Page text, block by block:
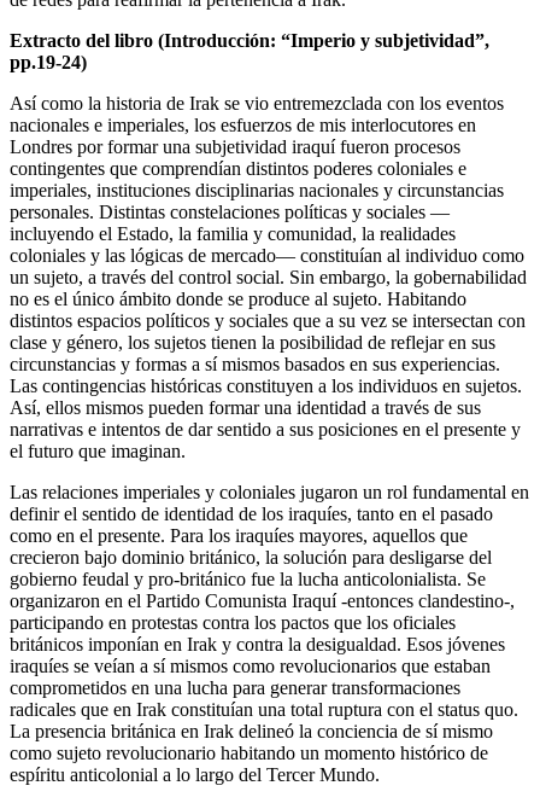
Extracto del libro (Introducción: “Imperio y subjetividad”,
pp.19-24)
Así como la historia de Irak se vio entremezclada con los eventos
nacionales e imperiales, los esfuerzos de mis interlocutores en
Londres por formar una subjetividad iraquí fueron procesos
contingentes que comprendían distintos poderes coloniales e
imperiales, instituciones disciplinarias nacionales y circunstancias
personales. Distintas constelaciones políticas y sociales —
incluyendo el Estado, la familia y comunidad, la realidades
coloniales y las lógicas de mercado— constituían al individuo como
un sujeto, a través del control social. Sin embargo, la gobernabilidad
no es el único ámbito donde se produce al sujeto. Habitando
distintos espacios políticos y sociales que a su vez se intersectan con
clase y género, los sujetos tienen la posibilidad de reflejar en sus
circunstancias y formas a sí mismos basados en sus experiencias.
Las contingencias históricas constituyen a los individuos en sujetos.
Así, ellos mismos pueden formar una identidad a través de sus
narrativas e intentos de dar sentido a sus posiciones en el presente y
el futuro que imaginan.
Las relaciones imperiales y coloniales jugaron un rol fundamental en
definir el sentido de identidad de los iraquíes, tanto en el pasado
como en el presente. Para los iraquíes mayores, aquellos que
crecieron bajo dominio británico, la solución para desligarse del
gobierno feudal y pro-británico fue la lucha anticolonialista. Se
organizaron en el Partido Comunista Iraquí -entonces clandestino-,
participando en protestas contra los pactos que los oficiales
británicos imponían en Irak y contra la desigualdad. Esos jóvenes
iraquíes se veían a sí mismos como revolucionarios que estaban
comprometidos en una lucha para generar transformaciones
radicales que en Irak constituían una total ruptura con el status quo.
La presencia británica en Irak delineó la conciencia de sí mismo
como sujeto revolucionario habitando un momento histórico de
espíritu anticolonial a lo largo del Tercer Mundo.